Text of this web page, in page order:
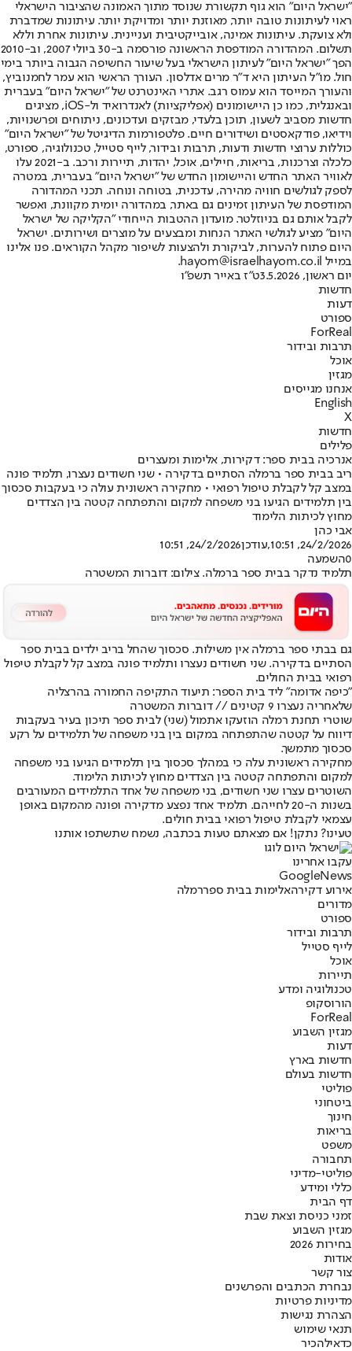
"ישראל היום" הוא גוף תקשורת שנוסד מתוך האמונה שהציבור הישראלי
ראוי לעיתונות טובה יותר, מאוזנת יותר ומדויקת יותר. עיתונות שמדברת
ולא צועקת. עיתונות אמינה, אובייקטיבית ועניינית. עיתונות אחרת וללא
תשלום. המהדורה המודפסת הראשונה פורסמה ב-30 ביולי 2007, וב-2010
הפך "ישראל היום" לעיתון הישראלי בעל שיעור החשיפה הגבוה ביותר בימי
חול. מו"ל העיתון היא ד"ר מרים אדלסון. העורך הראשי הוא עמר לחמנוביץ,
והעורך המייסד הוא עמוס רגב. אתרי האינטרנט של "ישראל היום" בעברית
ובאנגלית, כמו כן היישומונים (אפליקציות) לאנדרואיד ול-iOS, מציגים
חדשות מסביב לשעון, תוכן בלעדי, מבזקים ועדכונים, ניתוחים ופרשנויות,
וידיאו, פודקאסטים ושידורים חיים. פלטפורמות הדיגיטל של "ישראל היום"
כוללות ערוצי חדשות ודעות, תרבות ובידור, לייף סטייל, טכנולוגיה, ספורט,
כלכלה וצרכנות, בריאות, חיילים, אוכל, יהדות, תיירות ורכב. ב-2021 עלו
לאוויר האתר החדש והיישומון החדש של "ישראל היום" בעברית, במטרה
לספק לגולשים חוויה מהירה, עדכנית, בטוחה ונוחה. תכני המהדורה
המודפסת של העיתון זמינים גם באתר, במהדורה יומית מקוונת, ואפשר
לקבל אותם גם בניוזלטר. מועדון ההטבות הייחודי "הקליקה של ישראל
היום" מציע לגולשי האתר הנחות ומבצעים על מוצרים ושירותים. ישראל
היום פתוח להערות, לביקורת ולהצעות לשיפור מקהל הקוראים. פנו אלינו
במייל hayom@israelhayom.co.il.
יום ראשון, 3.5.2026
ט"ז באייר תשפ"ו
חדשות
דעות
ספורט
ForReal
תרבות ובידור
אוכל
מגזין
אנחנו מגייסים
English
X
חדשות
פלילים
אנרכיה בבית ספר: דקירות, אלימות ומעצרים
ריב בבית ספר ברמלה הסתיים בדקירה • שני חשודים נעצרו, תלמיד פונה
במצב קל לקבלת טיפול רפואי • מחקירה ראשונית עולה כי בעקבות סכסוך
בין תלמידים הגיעו בני משפחה למקום והתפתחה קטטה בין הצדדים
מחוץ לכיתות הלימוד
אבי כהן
24/2/2026, 10:51
,עודכן24/2/2026, 10:51
0השמעה
תלמיד נדקר בבית ספר ברמלה. צילום: דוברות המשטרה
גם בבתי ספר ברמלה אין משילות. סכסוך שהחל בריב ילדים בבית ספר
הסתיים בדקירה. שני חשודים נעצרו ותלמיד פונה במצב קל לקבלת טיפול
רפואי בבית החולים.
"כיפה אדומה" ליד בית הספר: תיעוד התקיפה החמורה בהרצליה
שלאחריה נעצרו 9 קטינים // דוברות המשטרה
שוטרי תחנת רמלה הוזעקו אתמול (שני) לבית ספר תיכון בעיר בעקבות
דיווח על קטטה שהתפתחה במקום בין בני משפחה של תלמידים על רקע
סכסוך מתמשך.
מחקירה ראשונית עלה כי במהלך סכסוך בין תלמידים הגיעו בני משפחה
למקום והתפתחה קטטה בין הצדדים מחוץ לכיתות הלימוד.
השוטרים עצרו שני חשודים, בני משפחה של אחד התלמידים המעורבים
בשנות ה-20 לחייהם. תלמיד אחד נפצע מדקירה ופונה מהמקום באופן
עצמאי לקבלת טיפול רפואי בבית חולים.
טעינו? נתקן! אם מצאתם טעות בכתבה, נשמח שתשתפו אותנו
עקבו אחרינו
Googl eNews
אירוע דקירהאלימות בבית ספררמלה
מדורים
ספורט
תרבות ובידור
לייף סטייל
אוכל
תיירות
טכנולוגיה ומדע
הורוסקופ
ForReal
מגזין השבוע
דעות
חדשות בארץ
חדשות בעולם
פוליטי
ביטחוני
חינוך
בריאות
משפט
תחבורה
פוליטי-מדיני
כללי ומידע
דף הבית
זמני כניסת וצאת שבת
מגזין השבוע
בחירות 2026
אודות
צור קשר
נבחרת הכתבים והפרשנים
מדיניות פרטיות
הצהרת נגישות
תנאי שימוש
כדאילהכיר